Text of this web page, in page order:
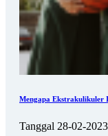
Mengapa Ekstrakulikuler
Tanggal 28-02-